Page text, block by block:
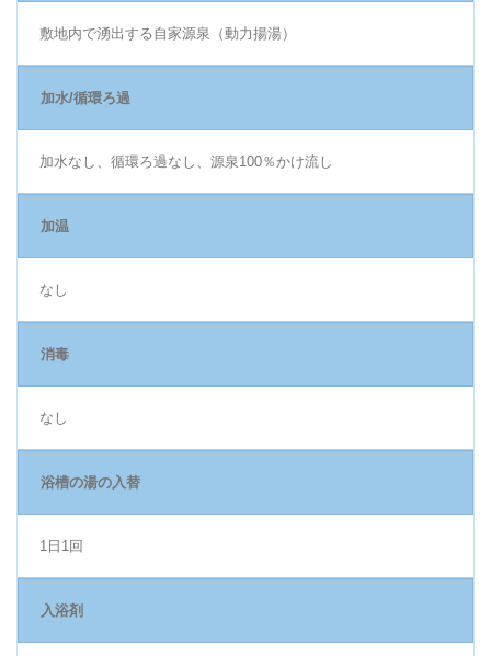
敷地内で湧出する自家源泉（動力揚湯）
加水/循環ろ過
加水なし、循環ろ過なし、源泉100％かけ流し
加温
なし
消毒
なし
浴槽の湯の入替
1日1回
入浴剤